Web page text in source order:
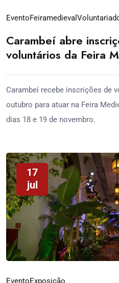
EventoFeiramedieval
Carambeí abre
voluntários da Feira
Carambeí recebe inscrições de
outubro para atuar na Feira
dias 18 e 19 de novembro.
17
jul
EventoExposição